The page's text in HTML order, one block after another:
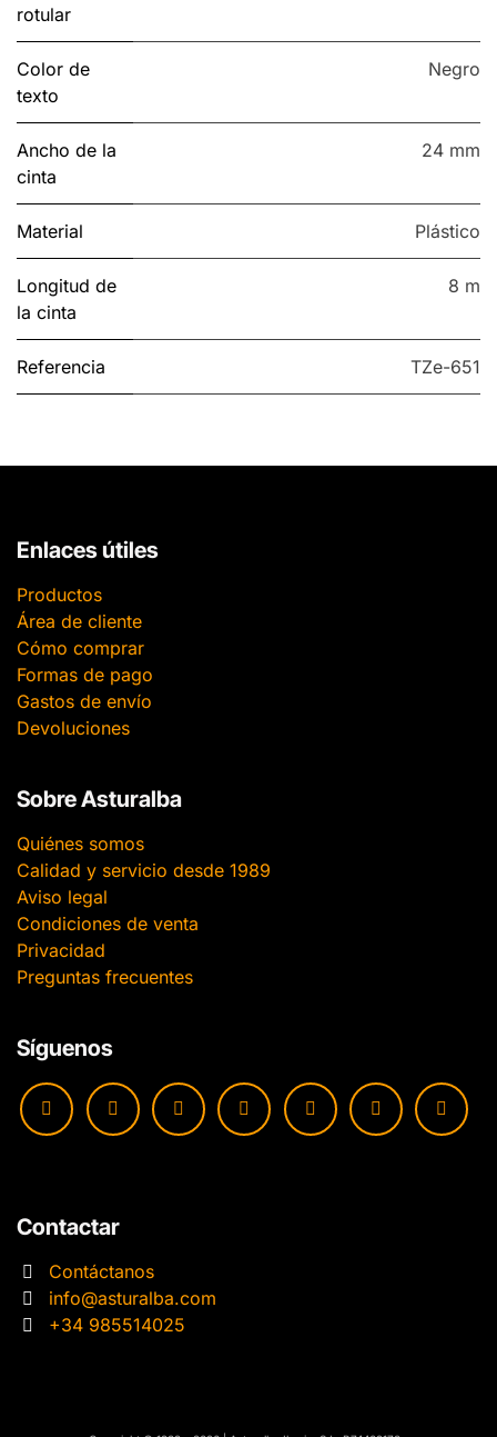
rotular
Color de
texto
Negro
Ancho de la
cinta
24 mm
Material Plástico
Longitud de
la cinta
8 m
Referencia TZe-651
Enlaces útiles
Productos
Área de cliente
Cómo comprar
Formas de pago
Gastos de envío
Devoluciones
Sobre Asturalba
Quiénes somos
Calidad y servicio desde 1989
Aviso legal
Condiciones de venta
Privacidad
Preguntas frecuentes
Síguenos
Contactar
Contáctanos
info@asturalba.com
+34 985514025